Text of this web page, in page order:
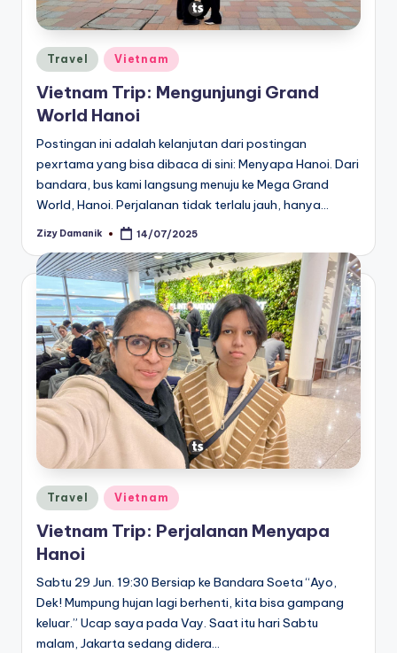
Posted
in
Travel Vietnam
Vietnam Trip: Mengunjungi Grand
World Hanoi
Postingan ini adalah kelanjutan dari postingan
pexrtama yang bisa dibaca di sini: Menyapa Hanoi. Dari
bandara, bus kami langsung menuju ke Mega Grand
World, Hanoi. Perjalanan tidak terlalu jauh, hanya…
Posted
Zizy Damanik 14/07/2025
Posted
in
Travel Vietnam
Vietnam Trip: Perjalanan Menyapa
Hanoi
Sabtu 29 Jun. 19:30 Bersiap ke Bandara Soeta “Ayo,
Dek! Mumpung hujan lagi berhenti, kita bisa gampang
keluar.” Ucap saya pada Vay. Saat itu hari Sabtu
malam, Jakarta sedang didera…